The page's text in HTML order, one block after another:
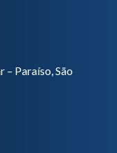
– Paraíso, São